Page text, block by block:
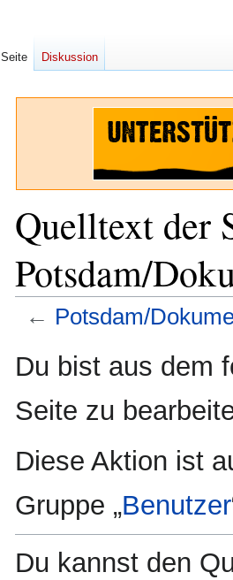
Quelltext der
Potsdam/
← Potsdam/
Navigation
Suche
Du bist aus dem
Seite zu
Diese Aktion ist
Gruppe „Benutzer
Du kannst den
Seite Diskussion